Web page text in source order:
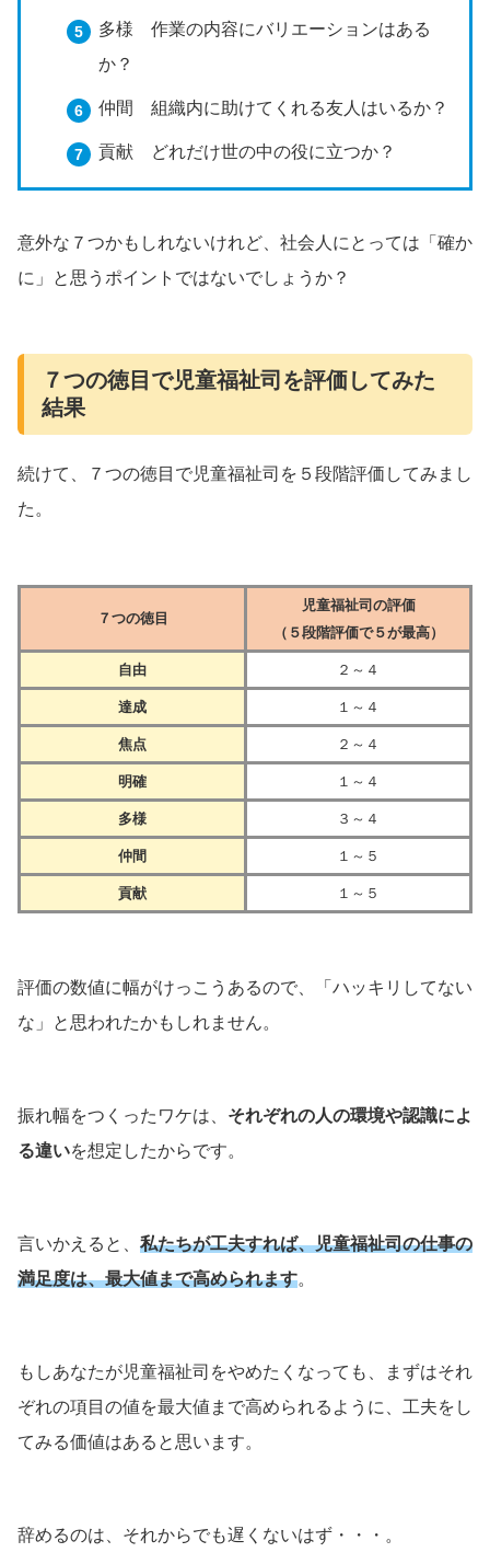
多様 作業の内容にバリエーションはある
か？
仲間 組織内に助けてくれる友人はいるか？
貢献 どれだけ世の中の役に立つか？
意外な７つかもしれないけれど、社会人にとっては「確か
に」と思うポイントではないでしょうか？
７つの徳目で児童福祉司を評価してみた
結果
続けて、７つの徳目で児童福祉司を５段階評価してみまし
た。
７つの徳目
児童福祉司の評価
（５段階評価で５が最高）
自由 ２～４
達成 １～４
焦点 ２～４
明確 １～４
多様 ３～４
仲間 １～５
貢献 １～５
評価の数値に幅がけっこうあるので、「ハッキリしてない
な」と思われたかもしれません。
振れ幅をつくったワケは、 それぞれの人の環境や認識によ
る違いを想定したからです。
言いかえると、 私たちが工夫すれば、児童福祉司の仕事の
満足度は、最大値まで高められます。
もしあなたが児童福祉司をやめたくなっても、まずはそれ
ぞれの項目の値を最大値まで高められるように、工夫をし
てみる価値はあると思います。
辞めるのは、それからでも遅くないはず・・・。